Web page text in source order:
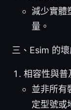
減少實體
量。
三、Esim 的壞
相容性與普
並非所有
定型號或